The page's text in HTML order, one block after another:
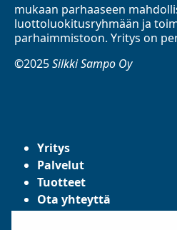
mukaan parhaaseen
luottoluokitusryhmään ja
parhaimmistoon. Yritys on
©2025Silkki Sampo Oy
Yritys
Palvelut
Tuotteet
Ota yhteyttä